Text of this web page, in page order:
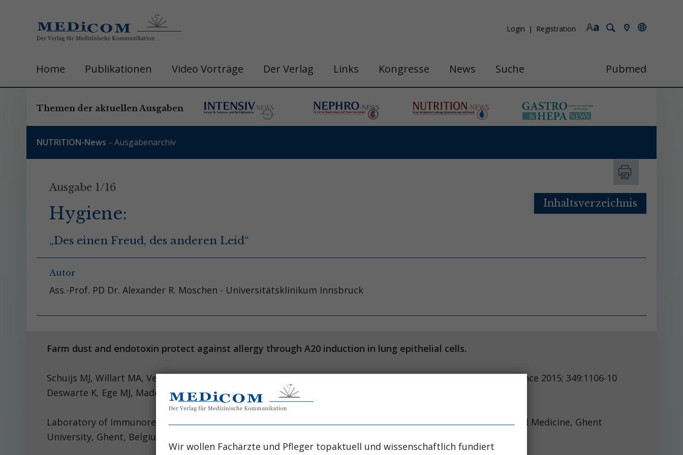
a
A
Login Registration
Home Publikationen Video Vorträge Der Verlag Links Kongresse News Suche Pubmed
Themen der aktuellen Ausgaben
NUTRITION-News Ausgabenarchiv
Ausgabe 1/16
Hygiene:
„Des einen Freud, des anderen Leid“
Autor
Ass.-Prof. PD Dr. Alexander R. Moschen - Universitätsklinikum Innsbruck
Inhaltsverzeichnis
Farm dust and endotoxin protect against allergy through A20 induction in lung epithelial cells.
Schuijs MJ, Willart MA, Vergote K, Gras D, Science 2015; 349:1106-10
Deswarte K, Ege MJ, Madeira FB, et al.
Laboratory of Immunoregulation, VIB Inflammation Research Center, Ghent, Belgium. Department of Internal Medicine, Ghent
University, Ghent, Belgium.
Wir wollen Fachärzte und Pfleger topaktuell und wissenschaftlich fundiert